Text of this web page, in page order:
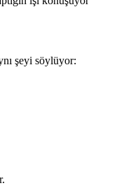
şeyi söylüyor: